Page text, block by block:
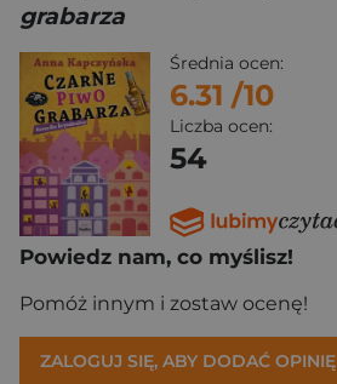
grabarza
Średnia ocen:
6.31 /10
Liczba ocen:
54
Powiedz nam, co myślisz!
Pomóż innym i zostaw ocenę!
ZALOGUJ SIĘ, ABY DODAĆ OPINIĘ